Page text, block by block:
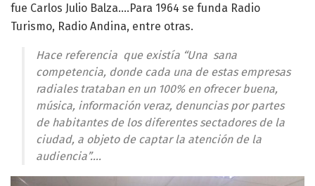
fue Carlos Julio Balza….Para 1964 se funda Radio
Turismo, Radio Andina, entre otras.
Hace referencia que existía “Una sana
competencia, donde cada una de estas empresas
radiales trataban en un 100% en ofrecer buena,
música, información veraz, denuncias por partes
de habitantes de los diferentes sectadores de la
ciudad, a objeto de captar la atención de la
audiencia”….